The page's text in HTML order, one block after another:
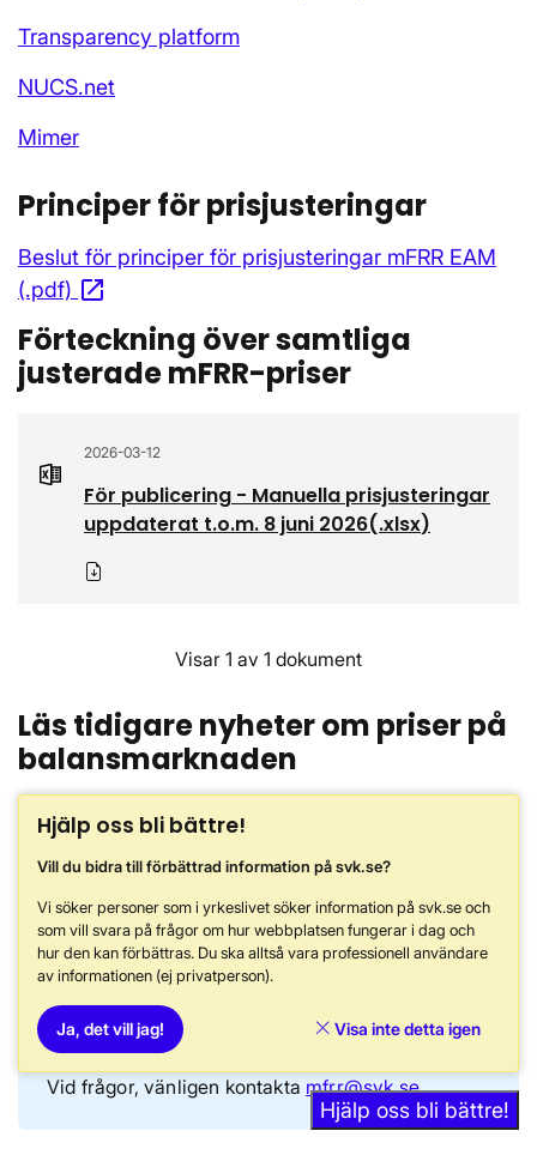
Transparency platform
NUCS.net
Mimer
Principer för prisjusteringar
Beslut för principer för prisjusteringar mFRR EAM
(.pdf) open_in_new
Förteckning över samtliga
justerade mFRR-priser
2026-03-12
För publicering - Manuella prisjusteringar
uppdaterat t.o.m. 8 juni 2026(.xlsx)
Visar 1 av 1 dokument
Läs tidigare nyheter om priser på
balansmarknaden
Nyheter från Svenska kraftnät om priser
på balansmarknaden
Granskad2 juli 2026
Kontakt
Vid frågor, vänligen kontakta mfrr@svk.se
Hjälp oss bli bättre!
Vill du bidra till förbättrad information på svk.se?
Vi söker personer som i yrkeslivet söker information på svk.se och
som vill svara på frågor om hur webbplatsen fungerar i dag och
hur den kan förbättras. Du ska alltså vara professionell användare
av informationen (ej privatperson).
Ja, det vill jag! Visa inte detta igen
Hjälp oss bli bättre!